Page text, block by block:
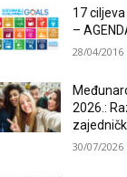
17
–
28/04/2016
2026.:
30/07/2026